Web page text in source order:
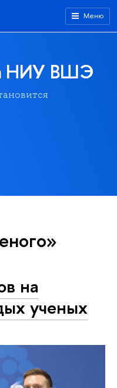
Меню
НИУ ВШЭ
на
ученых